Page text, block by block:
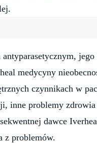
jego
medycyny
czynnikach w
inne problemy
dawce
z problemów.